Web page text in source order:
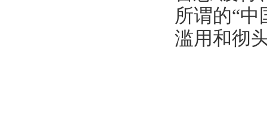
所谓的“
滥用和彻